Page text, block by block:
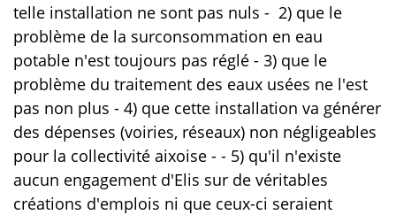
telle installation ne sont pas nuls - 2) que le
problème de la surconsommation en eau
potable n'est toujours pas réglé - 3) que le
problème du traitement des eaux usées ne l'est
pas non plus - 4) que cette installation va générer
des dépenses (voiries, réseaux) non négligeables
pour la collectivité aixoise - - 5) qu'il n'existe
aucun engagement d'Elis sur de véritables
créations d'emplois ni que ceux-ci seraient